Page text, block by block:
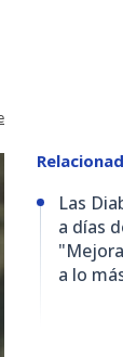
Las
a días
a lo